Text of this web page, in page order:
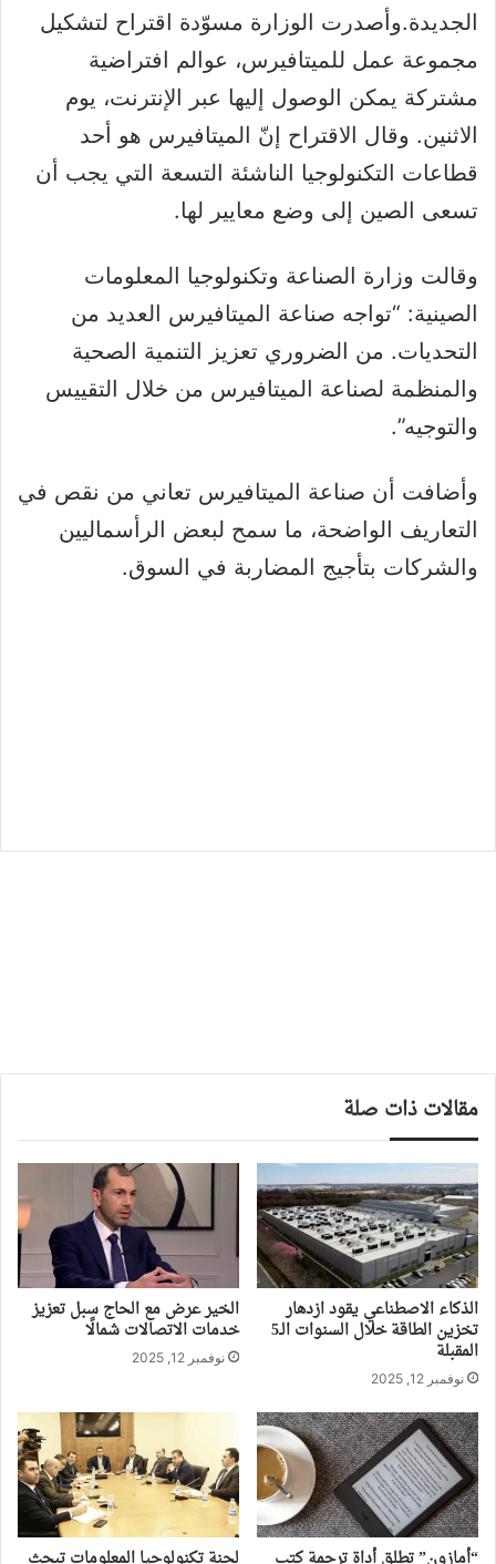
الجديدة.وأصدرت الوزارة مسوّدة اقتراح لتشكيل
مجموعة عمل للميتافيرس، عوالم افتراضية
مشتركة يمكن الوصول إليها عبر الإنترنت، يوم
الاثنين. وقال الاقتراح إنّ الميتافيرس هو أحد
قطاعات التكنولوجيا الناشئة التسعة التي يجب أن
تسعى الصين إلى وضع معايير لها.
وقالت وزارة الصناعة وتكنولوجيا المعلومات
الصينية: “تواجه صناعة الميتافيرس العديد من
التحديات. من الضروري تعزيز التنمية الصحية
والمنظمة لصناعة الميتافيرس من خلال التقييس
والتوجيه”.
وأضافت أن صناعة الميتافيرس تعاني من نقص في
التعاريف الواضحة، ما سمح لبعض الرأسماليين
والشركات بتأجيج المضاربة في السوق.
مقالات ذات صلة
الذكاء الاصطناعي يقود ازدهار
تخزين الطاقة خلال السنوات الـ5
المقبلة
نوفمبر 12, 2025
الخير عرض مع الحاج سبل تعزيز
خدمات الاتصالات شمالًا
نوفمبر 12, 2025